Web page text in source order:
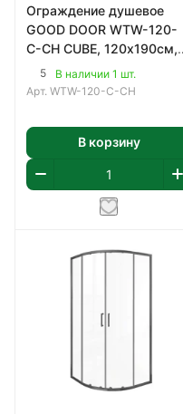
Ограждение душевое
GOOD DOOR WTW-120-
C-CH CUBE, 120х190см,
прямое, прозрачное 5мм.
5
В наличии 1 шт.
Арт. WTW-120-C-CH
В корзину